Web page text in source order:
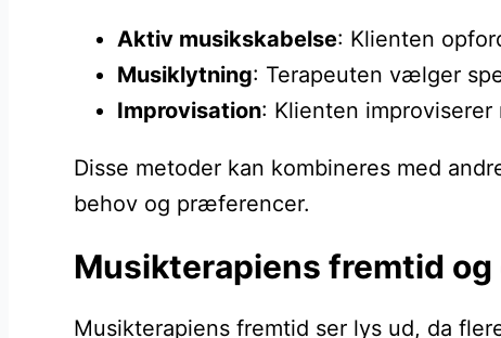
Aktiv musikskabelse: Klienten
Musiklytning: Terapeuten vælger
Improvisation: Klienten
Disse metoder kan kombineres med
behov og præferencer.
Musikterapiens fremtid
Musikterapiens fremtid ser lys ud, da